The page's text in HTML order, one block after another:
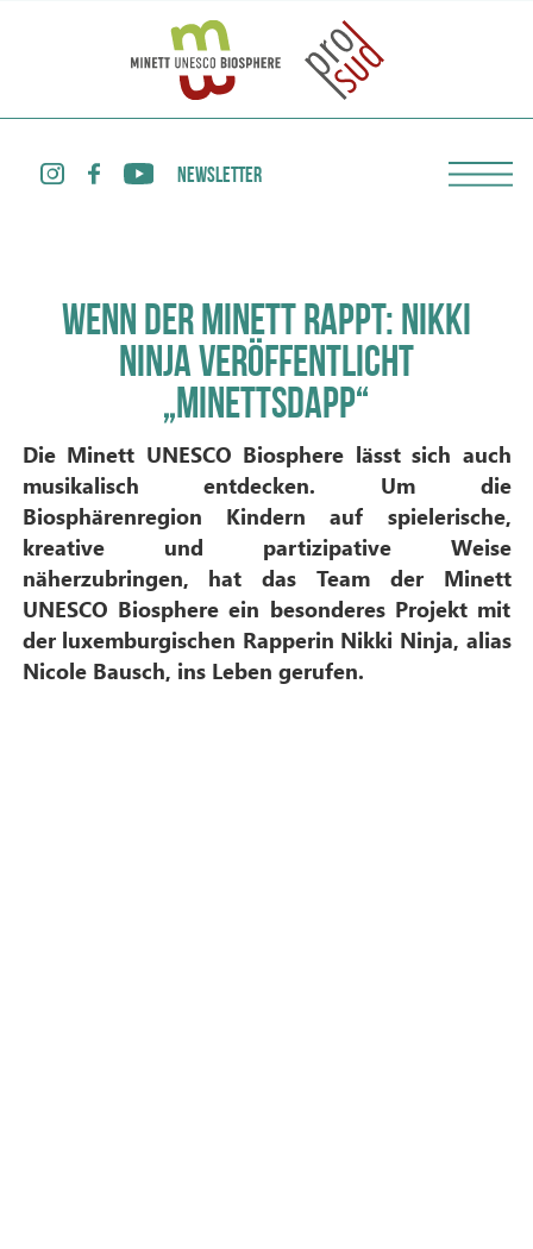
NEWSLETTER
WENN DER MINETT RAPPT: NIKKI
NINJA VERÖFFENTLICHT
„MINETTSDAPP“
Die Minett UNESCO Biosphere lässt sich auch
musikalisch entdecken. Um die
Biosphärenregion Kindern auf spielerische,
kreative und partizipative Weise
näherzubringen, hat das Team der Minett
UNESCO Biosphere ein besonderes Projekt mit
der luxemburgischen Rapperin Nikki Ninja, alias
Nicole Bausch, ins Leben gerufen.